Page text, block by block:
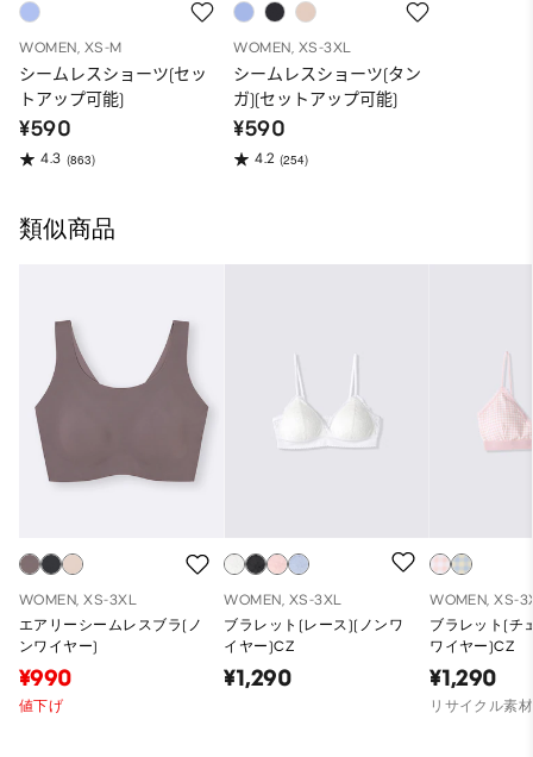
WOMEN, XS-M
シームレスショーツ(セッ
トアップ可能)
¥590
4.3 (863)
WOMEN, XS-3XL
シームレスショーツ(タン
ガ)(セットアップ可能)
¥590
4.2 (254)
類似商品
WOMEN, XS-3XL
エアリーシームレスブラ(ノ
ンワイヤー)
¥990
値下げ
WOMEN, XS-3XL
ブラレット(レース)(ノンワ
イヤー)CZ
¥1,290
WOMEN, XS-
ブラレット(チ
ワイヤー)CZ
¥1,290
リサイクル素材